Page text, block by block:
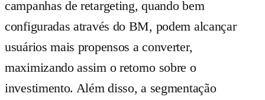
campanhas de retargeting, quando bem
configuradas através do BM, podem alcançar
usuários mais propensos a converter,
maximizando assim o retorno sobre o
investimento. Além disso, a segmentação